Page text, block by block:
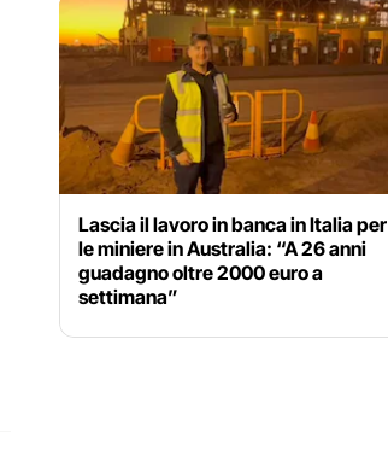
Lascia il lavoro in banca in Italia per
le miniere in Australia: “A 26 anni
guadagno oltre 2000 euro a
settimana”